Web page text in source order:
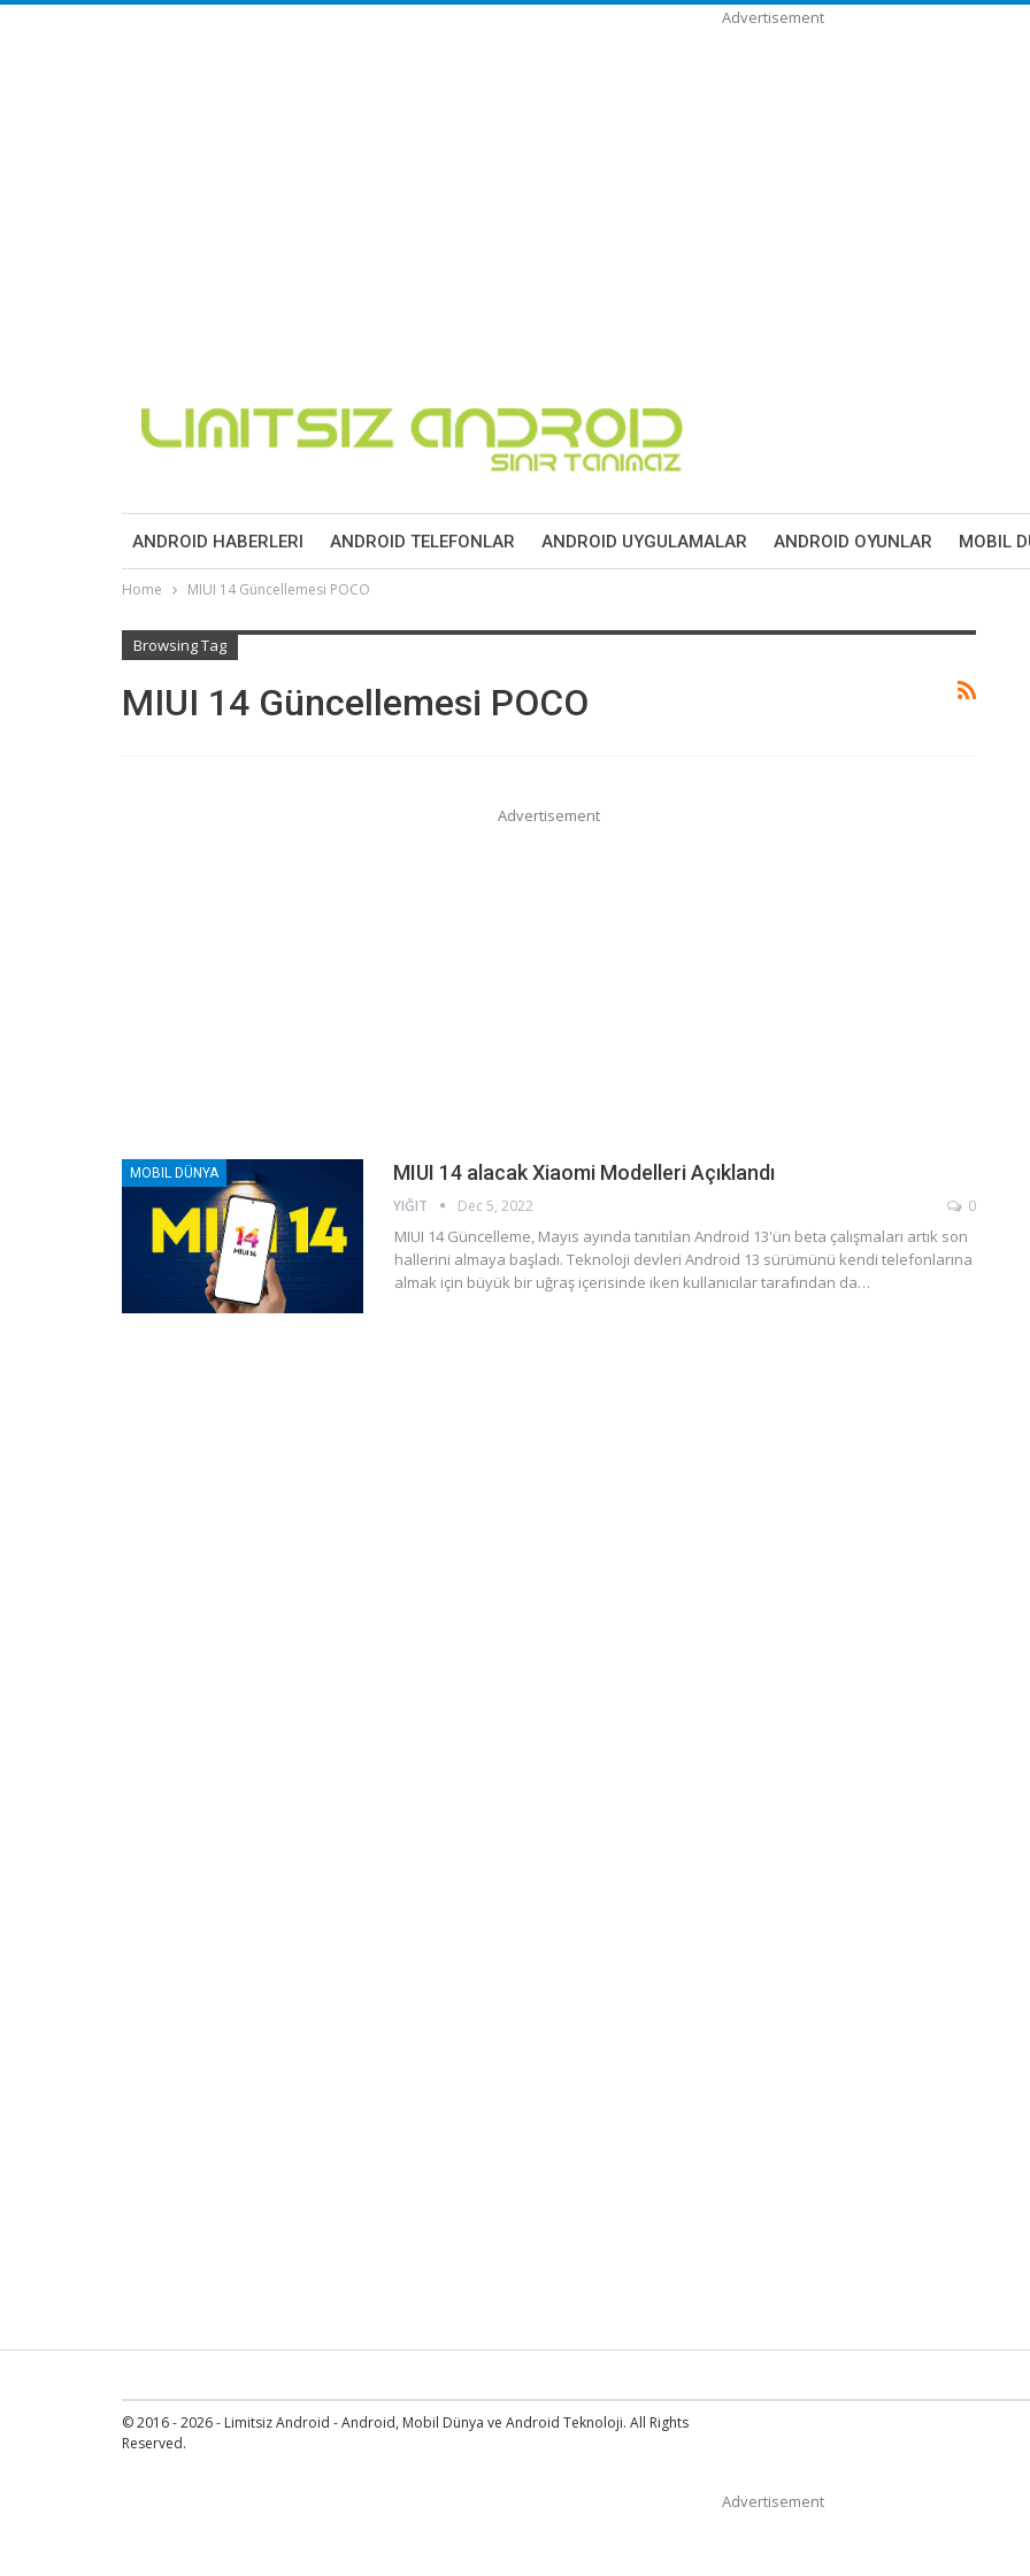
Advertisement
ANDROID HABERLERI ANDROID TELEFONLAR ANDROID UYGULAMALAR ANDROID OYUNLAR MOBIL
Home MIUI 14 Güncellemesi POCO
Browsing Tag
MIUI 14 Güncellemesi POCO
Advertisement
MOBIL DÜNYA MIUI 14 alacak Xiaomi Modelleri Açıklandı
YIĞIT Dec 5, 2022 0
MIUI 14 Güncelleme, Mayıs ayında tanıtılan Android 13'ün beta çalışmaları artık son
hallerini almaya başladı. Teknoloji devleri Android 13 sürümünü kendi telefonlarına
almak için büyük bir uğraş içerisinde iken kullanıcılar tarafından da…
© 2016 - 2026 - Limitsiz Android - Android, Mobil Dünya ve Android Teknoloji. All Rights
Reserved.
Advertisement